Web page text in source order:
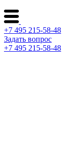
+7 495 215-58-48
Задать вопрос
+7 495 215-58-48